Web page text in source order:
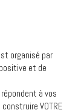
organisé par
et de
à vos
VOTRE